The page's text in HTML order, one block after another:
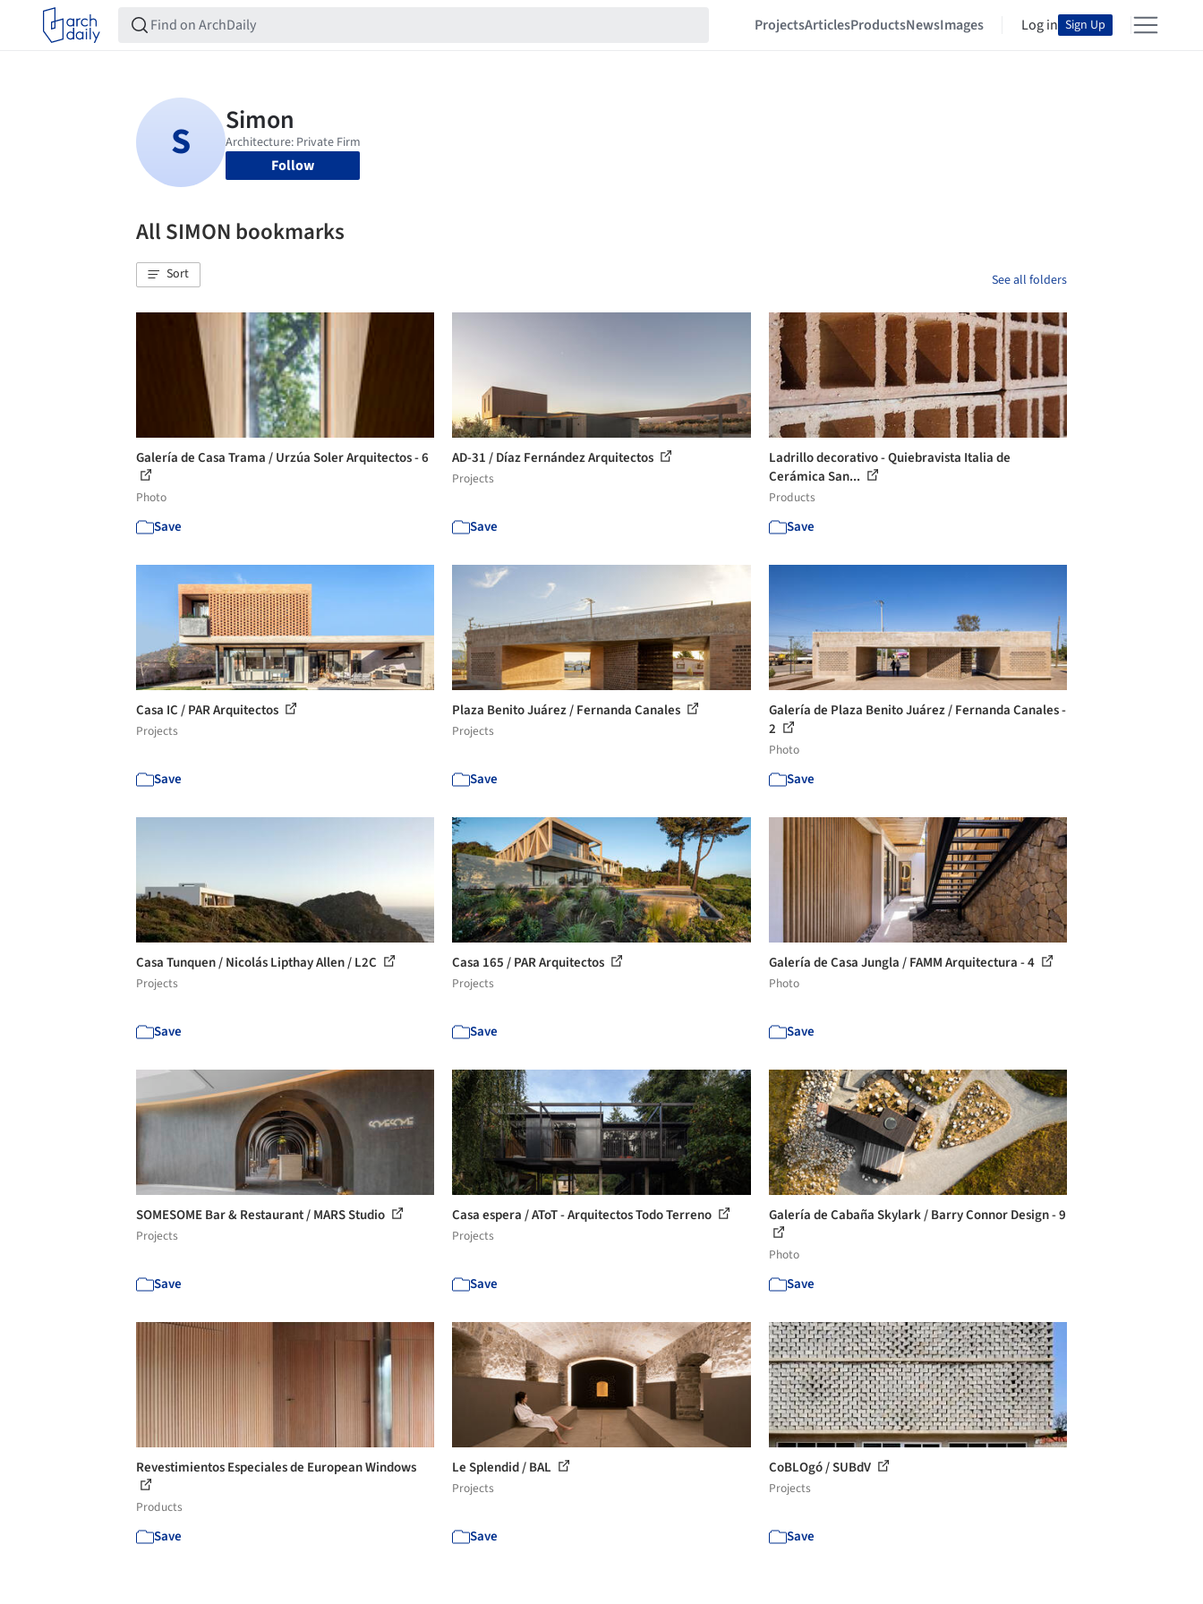
ProjectsArticlesProductsNewsImages Log in Sign Up
Follow
All SIMON bookmarks
Sort See all folders
Galería de Casa Trama / Urzúa Soler Arquitectos - 6
Photo
Save
AD-31 / Díaz Fernández Arquitectos
Projects
Save
Ladrillo decorativo - Quiebravista Italia de
Cerámica San...
Products
Save
Casa IC / PAR Arquitectos
Projects
Save
Plaza Benito Juárez / Fernanda Canales
Projects
Save
Galería de Plaza Benito Juárez / Fernanda Canales -
2
Photo
Save
Casa Tunquen / Nicolás Lipthay Allen / L2C
Projects
Save
Casa 165 / PAR Arquitectos
Projects
Save
Galería de Casa Jungla / FAMM Arquitectura - 4
Photo
Save
SOMESOME Bar & Restaurant / MARS Studio
Projects
Save
Casa espera / AToT - Arquitectos Todo Terreno
Projects
Save
Galería de Cabaña Skylark / Barry Connor Design - 9
Photo
Save
Revestimientos Especiales de European Windows
Products
Save
Le Splendid / BAL
Projects
Save
CoBLOgó / SUBdV
Projects
Save